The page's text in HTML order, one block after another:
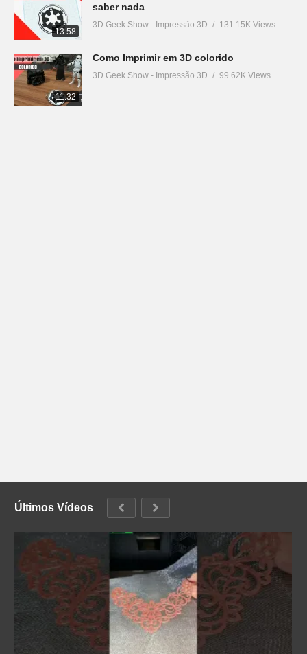
13:58
saber nada
3D Geek Show - Impressão 3D 131.15K Views
11:32
Como Imprimir em 3D colorido
3D Geek Show - Impressão 3D 99.62K Views
Últimos Vídeos